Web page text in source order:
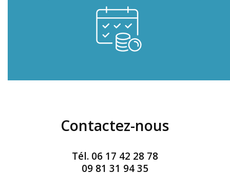
Contactez-nous
Tél. 06 17 42 28 78
09 81 31 94 35